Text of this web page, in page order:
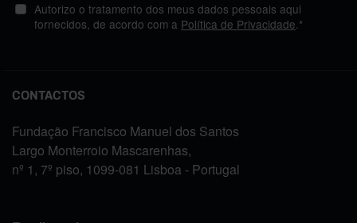
Autorizo o tratamento dos meus dados pessoais aqui
fornecidos, de acordo com a Política de Privacidade.*
CONTACTOS
Fundação Francisco Manuel dos Santos
Largo Monterroio Mascarenhas,
nº 1, 7º piso, 1099-081 Lisboa - Portugal